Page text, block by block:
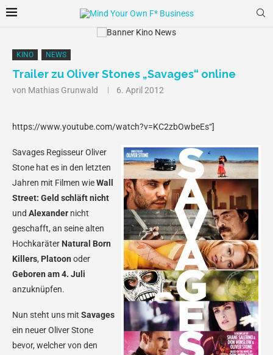
KINO NEWS
Trailer zu Oliver Stones „Savages“ online
von Mathias Grunwald 6. April 2012
https://www.youtube.com/watch?v=KC2zbOwbeEs“]
Savages Regisseur Oliver
Stone hat es in den letzten
Jahren mit Filmen wieWall
Street: Geld schläft nicht
und Alexander nicht
geschafft, an seine alten
Hochkaräter Natural Born
Killers, Platoon oder
Geboren am 4. Juli
anzuknüpfen.
Nun steht uns mit Savages
ein neuer Oliver Stone
bevor, welcher von den